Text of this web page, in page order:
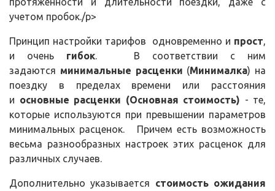
учетом пробок./p>
Принцип настройки тарифов одновременно и прост,
и очень гибок. В соответствии с ним
задаются минимальные расценки (Минималка) на
поездку в пределах времени или расстояния
и основные расценки (Основная стоимость) - те,
которые используются при превышении параметров
минимальных расценок. Причем есть возможность
весьма разнообразных настроек этих расценок для
различных случаев.
Дополнительно указывается стоимость ожидания